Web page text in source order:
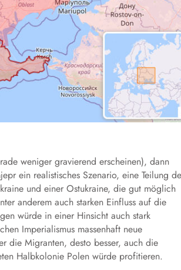
weniger gravierend erscheinen), dann
ein realistisches Szenario, eine Teilung
und einer Ostukraine, die gut möglich
anderem auch starken Einfluss auf die
würde in einer Hinsicht auch stark
Imperialismus massenhaft neue
die Migranten, desto besser, auch die
Halbkolonie Polen würde profitieren.